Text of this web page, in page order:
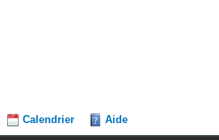
Calendrier Aide